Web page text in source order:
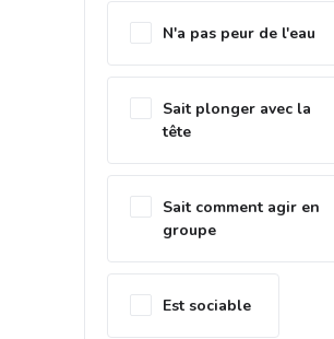
N'a pas peur de l'eau
Sait plonger avec la
tête
Sait comment agir en
groupe
Est sociable